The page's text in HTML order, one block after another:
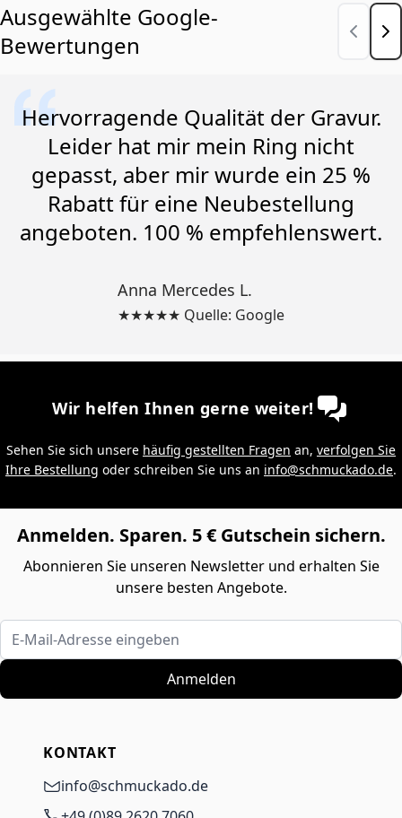
Ausgewählte Google-
Bewertungen
Hervorragende Qualität der Gravur.
Leider hat mir mein Ring nicht
gepasst, aber mir wurde ein 25 %
Rabatt für eine Neubestellung
angeboten. 100 % empfehlenswert.
Anna Mercedes L.
★★★★★ Quelle: Google
Wir helfen Ihnen gerne weiter!
Sehen Sie sich unsere häufig gestellten Fragen an, verfolgen Sie
Ihre Bestellung oder schreiben Sie uns an info@schmuckado.de.
Anmelden. Sparen. 5 € Gutschein sichern.
Abonnieren Sie unseren Newsletter und erhalten Sie
unsere besten Angebote.
E-Mail-Adresse eingeben
Anmelden
KONTAKT
info@schmuckado.de